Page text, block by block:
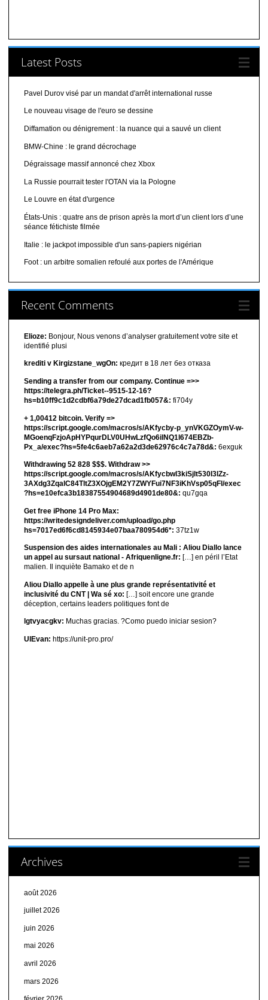
Latest Posts
Pavel Durov visé par un mandat d'arrêt international russe
Le nouveau visage de l'euro se dessine
Diffamation ou dénigrement : la nuance qui a sauvé un client
BMW-Chine : le grand décrochage
Dégraissage massif annoncé chez Xbox
La Russie pourrait tester l'OTAN via la Pologne
Le Louvre en état d'urgence
États-Unis : quatre ans de prison après la mort d’un client lors d’une
séance fétichiste filmée
Italie : le jackpot impossible d'un sans-papiers nigérian
Foot : un arbitre somalien refoulé aux portes de l'Amérique
Recent Comments
Elioze: Bonjour, Nous venons d’analyser gratuitement votre site et
identifié plusi
krediti v Kirgizstane_wgOn: кредит в 18 лет без отказа
Sending a transfer from our company. Continue =>>
https://telegra.ph/Ticket--9515-12-16?
hs=b10ff9c1d2cdbf6a79de27dcad1fb057&: fi704y
+ 1,00412 bitсоin. Verify =>
https://script.google.com/macros/s/AKfycby-p_ynVKGZOymV-w-
MGoenqFzjoApHYPqurDLV0UHwLzfQo6ilNQ1l674EBZb-
Px_a/exec?hs=5fe4c6aeb7a62a2d3de62976c4c7a78d&: 6exguk
Withdrawing 52 828 $$$. Withdrаw >>
https://script.google.com/macros/s/AKfycbwl3kiSjlt530I3lZz-
3AXdg3ZqalC84TltZ3XOjgEM2Y7ZWYFui7NF3iKhVsp05qFl/exec
?hs=e10efca3b18387554904689d4901de80&: qu7gqa
Get free iPhone 14 Pro Max:
https://writedesigndeliver.com/upload/go.php
hs=7017ed6f6cd8145934e07baa780954d6*: 37tz1w
Suspension des aides internationales au Mali : Aliou Diallo lance
un appel au sursaut national - Afriquenligne.fr: […] en péril l’Etat
malien. Il inquiète Bamako et de n
Aliou Diallo appelle à une plus grande représentativité et
inclusivité du CNT | Wa sé xo: […] soit encore une grande
déception, certains leaders politiques font de
lgtvyacgkv: Muchas gracias. ?Como puedo iniciar sesion?
UIEvan: https://unit-pro.pro/
Archives
août 2026
juillet 2026
juin 2026
mai 2026
avril 2026
mars 2026